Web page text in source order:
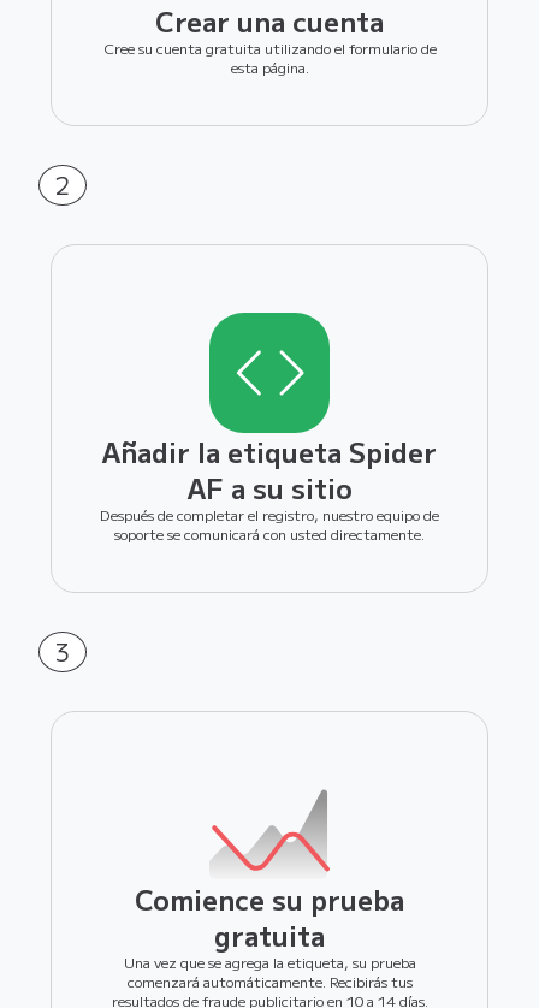
2
3
Crear una cuenta
Cree su cuenta gratuita utilizando el formulario de
esta página.
Añadir la etiqueta Spider
AF a su sitio
Después de completar el registro, nuestro equipo de
soporte se comunicará con usted directamente.
Comience su prueba
gratuita
Una vez que se agrega la etiqueta, su prueba
comenzará automáticamente. Recibirás tus
resultados de fraude publicitario en 10 a 14 días.